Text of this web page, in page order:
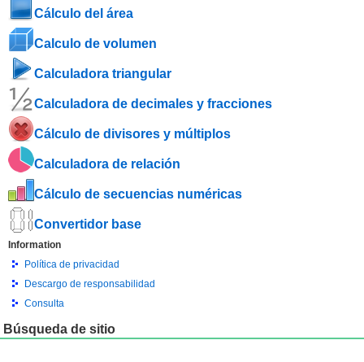
Cálculo del área
Calculo de volumen
Calculadora triangular
Calculadora de decimales y fracciones
Cálculo de divisores y múltiplos
Calculadora de relación
Cálculo de secuencias numéricas
Convertidor base
Information
Política de privacidad
Descargo de responsabilidad
Consulta
Búsqueda de sitio